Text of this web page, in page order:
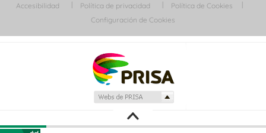
Accesibilidad
Política de privacidad
Política de Cookies
Configuración de Cookies